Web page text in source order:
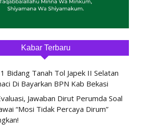
Kabar Terbaru
Bidang Tanah Tol Japek II Selatan
Di Bayarkan BPN Kab Bekasi
Jawaban Dirut Perumda Soal
“Mosi Tidak Percaya Dirum”